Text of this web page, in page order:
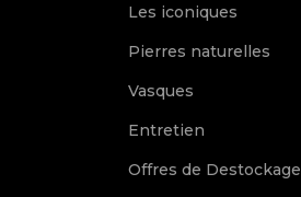
Les iconiques
Pierres naturelles
Vasques
Entretien
Offres de Destockage